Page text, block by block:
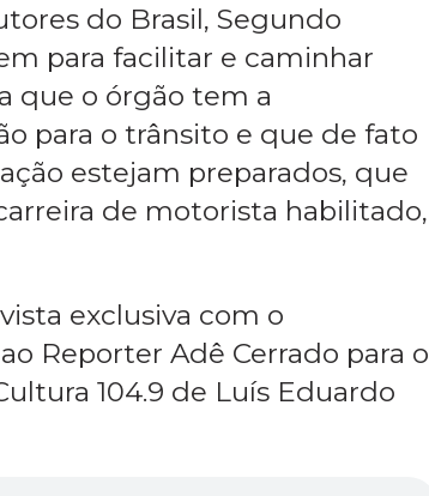
do Brasil, Segundo
para facilitar e caminhar
que o órgão tem a
para o trânsito e que de fato
estejam preparados, que
de motorista habilitado,
exclusiva com o
Reporter Adê Cerrado para o
104.9 de Luís Eduardo